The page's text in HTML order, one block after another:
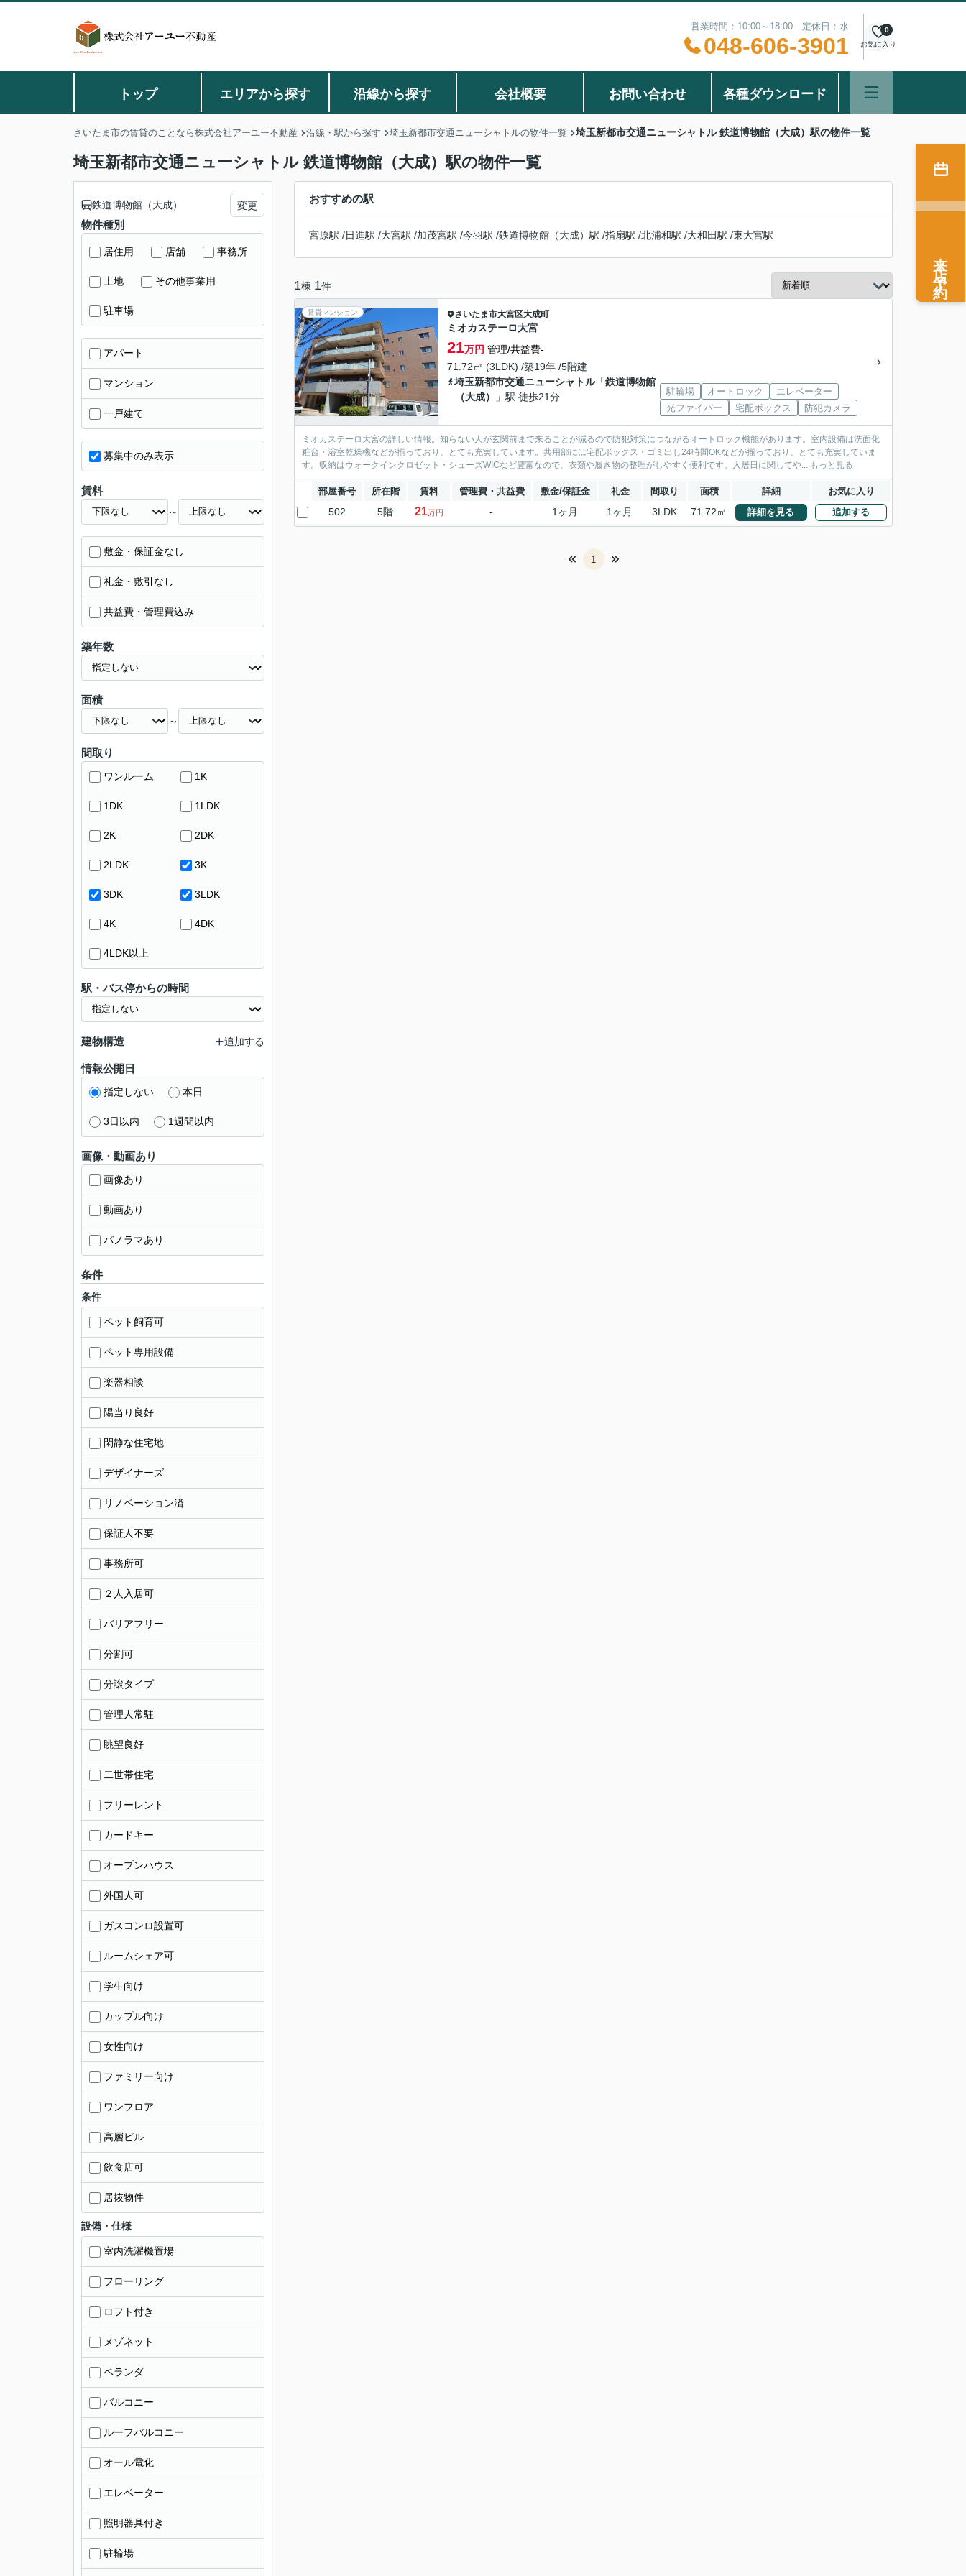
営業時間：10:00～18:00 定休日：水
048-606-3901 お気に入り
0
トップ エリアから探す 沿線から探す 会社概要 お問い合わせ 各種ダウンロード
さいたま市の賃貸のことなら株式会社アーユー不動産 沿線・駅から探す 埼玉新都市交通ニューシャトルの物件一覧 埼玉新都市交通ニューシャトル 鉄道博物館（大成）駅の物件一覧
埼玉新都市交通ニューシャトル 鉄道博物館（大成）駅の物件一覧
おすすめの駅
宮原駅 /日進駅 /大宮駅 /加茂宮駅 /今羽駅 /鉄道博物館（大成）駅 /指扇駅 /北浦和駅 /大和田駅 /東大宮駅
1棟 1件
賃貸マンション さいたま市大宮区大成町
ミオカステーロ大宮
21万円 管理/共益費-
71.72㎡ (3LDK) /築19年 /5階建
埼玉新都市交通ニューシャトル「鉄道博物館
（大成）
」駅 徒歩21分 駐輪場 オートロック
エレベーター
光ファイバー
宅配ボックス 防犯カメラ
ミオカステーロ大宮の詳しい情報。知らない人が玄関前まで来ることが減るので防犯対策につながるオートロック機能があります。室内設備は洗面化
粧台・浴室乾燥機などが揃っており、とても充実しています。共用部には宅配ボックス・ゴミ出し24時間OKなどが揃っており、とても充実していま
す。収納はウォークインクロゼット・シューズWICなど豊富なので、衣類や履き物の整理がしやすく便利です。入居日に関してや... もっと見る
部屋番号 所在階 賃料 管理費・共益費 敷金/保証金 礼金 間取り 面積 詳細 お気に入り
502 5階 21万円 - 1ヶ月 1ヶ月 3LDK 71.72㎡ 詳細を見る 追加する
1
鉄道博物館（大成） 変更
物件種別
居住用 店舗 事務所
土地 その他事業用
駐車場
アパート
マンション
一戸建て
募集中のみ表示
賃料
～
敷金・保証金なし
礼金・敷引なし
共益費・管理費込み
築年数
面積
～
間取り
ワンルーム 1K
1DK 1LDK
2K 2DK
2LDK 3K
3DK 3LDK
4K 4DK
4LDK以上
駅・バス停からの時間
建物構造 追加する
情報公開日
指定しない 本日
3日以内 1週間以内
画像・動画あり
画像あり
動画あり
パノラマあり
条件
条件
ペット飼育可
ペット専用設備
楽器相談
陽当り良好
閑静な住宅地
デザイナーズ
リノベーション済
保証人不要
事務所可
２人入居可
バリアフリー
分割可
分譲タイプ
管理人常駐
眺望良好
二世帯住宅
フリーレント
カードキー
オープンハウス
外国人可
ガスコンロ設置可
ルームシェア可
学生向け
カップル向け
女性向け
ファミリー向け
ワンフロア
高層ビル
飲食店可
居抜物件
設備・仕様
室内洗濯機置場
フローリング
ロフト付き
メゾネット
ベランダ
バルコニー
ルーフバルコニー
オール電化
エレベーター
照明器具付き
駐輪場
来店予約